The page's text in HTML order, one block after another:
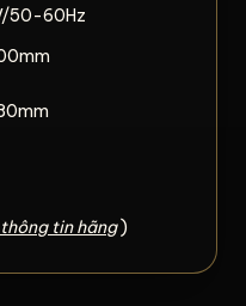
50-60Hz
tin hãng)